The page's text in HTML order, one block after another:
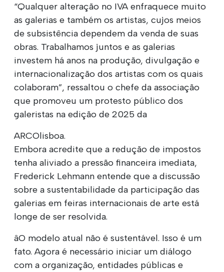
“Qualquer alteração no IVA enfraquece muito
as galerias e também os artistas, cujos meios
de subsistência dependem da venda de suas
obras. Trabalhamos juntos e as galerias
investem há anos na produção, divulgação e
internacionalização dos artistas com os quais
colaboram”, ressaltou o chefe da associação
que promoveu um protesto público dos
galeristas na edição de 2025 da
ARCOlisboa.
Embora acredite que a redução de impostos
tenha aliviado a pressão financeira imediata,
Frederick Lehmann entende que a discussão
sobre a sustentabilidade da participação das
galerias em feiras internacionais de arte está
longe de ser resolvida.
âO modelo atual não é sustentável. Isso é um
fato. Agora é necessário iniciar um diálogo
com a organização, entidades públicas e